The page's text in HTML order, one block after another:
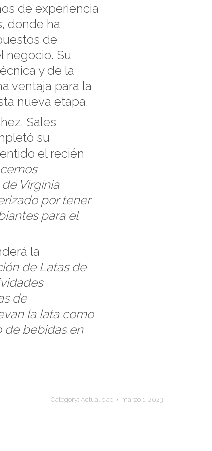
de experiencia
donde ha
de
negocio. Su
y de la
ventaja para la
nueva etapa.
Sales
su
el recién
Virginia
por tener
para el
la
de Latas de
de
la lata como
de bebidas en
Category: Actualidad marzo 1, 2023